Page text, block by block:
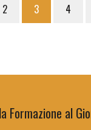
2 3 4
Formazione al